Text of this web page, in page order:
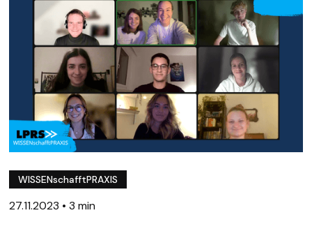
WISSENschafftPRAXIS
27.11.2023 • 3 min